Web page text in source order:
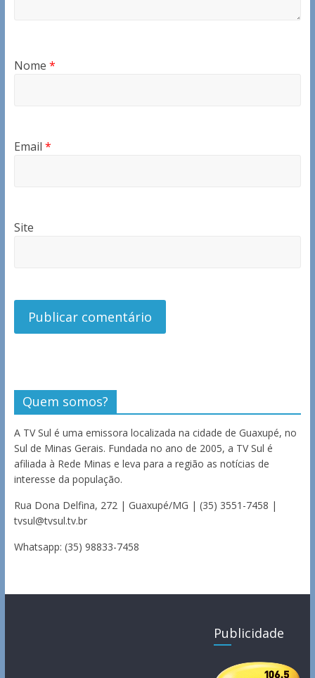
Nome *
Email *
Site
Quem somos?
A TV Sul é uma emissora localizada na cidade de Guaxupé, no
Sul de Minas Gerais. Fundada no ano de 2005, a TV Sul é
afiliada à Rede Minas e leva para a região as notícias de
interesse da população.
Rua Dona Delfina, 272 | Guaxupé/MG | (35) 3551-7458 |
tvsul@tvsul.tv.br
Whatsapp: (35) 98833-7458
Publicidade